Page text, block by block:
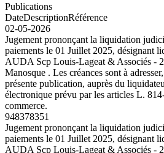
Publications
DateDescriptionRéférence
02-05-2026
Jugement prononçant la liquidation
paiements le 01 Juillet 2025, désignant
AUDA Scp Louis-Lageat & Associés -
Manosque . Les créances sont à
présente publication, auprès du
électronique prévu par les articles L.
commerce.
948378351
Jugement prononçant la liquidation
paiements le 01 Juillet 2025, désignant
AUDA Scp Louis-Lageat & Associés -